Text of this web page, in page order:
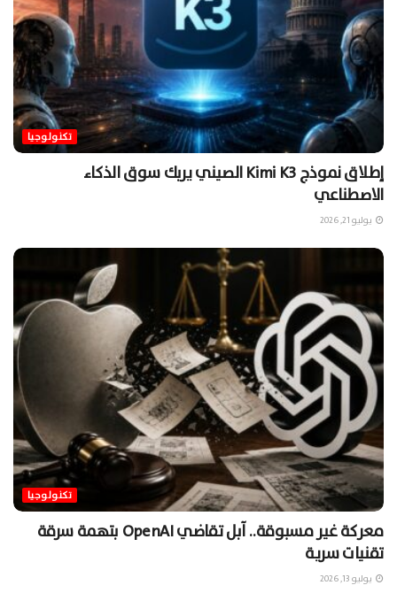
تكنولوجيا
إطلاق نموذج Kimi K3 الصيني يربك سوق الذكاء
الاصطناعي
يوليو 21, 2026
تكنولوجيا
معركة غير مسبوقة.. آبل تقاضي OpenAI بتهمة سرقة
تقنيات سرية
يوليو 13, 2026